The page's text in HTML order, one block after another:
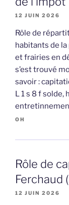
12 JUIN 2026
Rôle de
habitants de
et frairies en
s’est trouvé
savoir :
L 1 s 8 f
OH
Rôle de
Ferchaud
12 JUIN 2026